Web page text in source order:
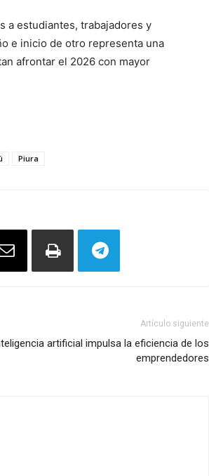
a estudiantes, trabajadores y
e inicio de otro representa una
afrontar el 2026 con mayor
Piura
Artículo siguiente
artificial impulsa la eficiencia de los
emprendedores